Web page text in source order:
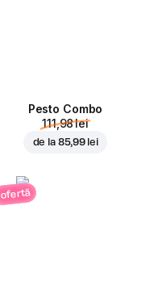
Pesto Combo
111,98 lei
de la 85,99 lei
ofertă